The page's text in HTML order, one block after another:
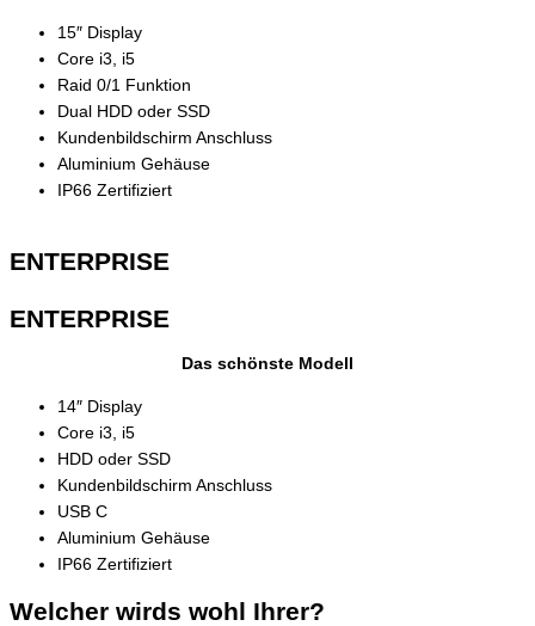
15″ Display
Core i3, i5
Raid 0/1 Funktion
Dual HDD oder SSD
Kundenbildschirm Anschluss
Aluminium Gehäuse
IP66 Zertifiziert
ENTERPRISE
ENTERPRISE
Das schönste Modell
14″ Display
Core i3, i5
HDD oder SSD
Kundenbildschirm Anschluss
USB C
Aluminium Gehäuse
IP66 Zertifiziert
Welcher wirds wohl Ihrer?